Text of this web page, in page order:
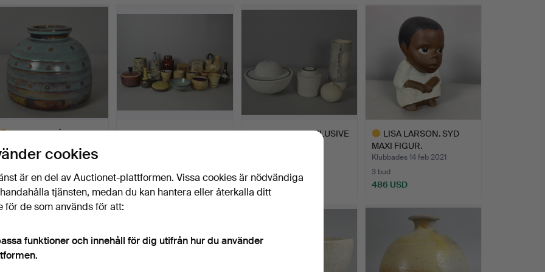
WILHELM KÅGE. VAS.
13 jun 2022
bud
USD
HORST KERSTAN.
4 bud
140 USD
MARY WHITE. INKLUSIVE
2 bud
127 USD
LISA LARSON. SYD
MAXI FIGUR.
Klubbades 14 feb 2021
3 bud
486 USD
cookies
är en del av Auctionet-plattformen. Vissa cookies är nödvändiga
tjänsten, medan du kan hantera eller återkalla ditt
för de som används för att:
funktioner och innehåll för dig utifrån hur du använder